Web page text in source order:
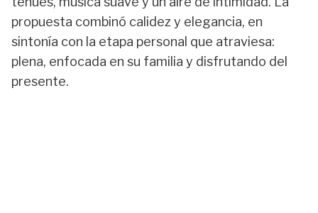
propuesta combinó calidez y elegancia, en
sintonía con la etapa personal que atraviesa:
plena, enfocada en su familia y disfrutando del
presente.